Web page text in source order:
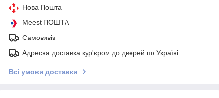
Нова Пошта
Meest ПОШТА
Самовивіз
Адресна доставка кур'єром до дверей по Україні
Всі умови доставки